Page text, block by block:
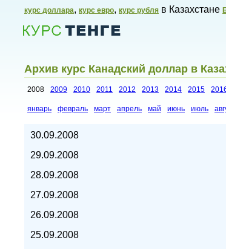
курс доллара, курс евро, курс рубля в Казахстане
Курсы валют в Казахстане,
Архив курс Канадский доллар в
2008 2009 2010 2011 2012 2013 2014 2015
январь февраль март апрель май июнь июль
30.09.2008
29.09.2008
28.09.2008
27.09.2008
26.09.2008
25.09.2008